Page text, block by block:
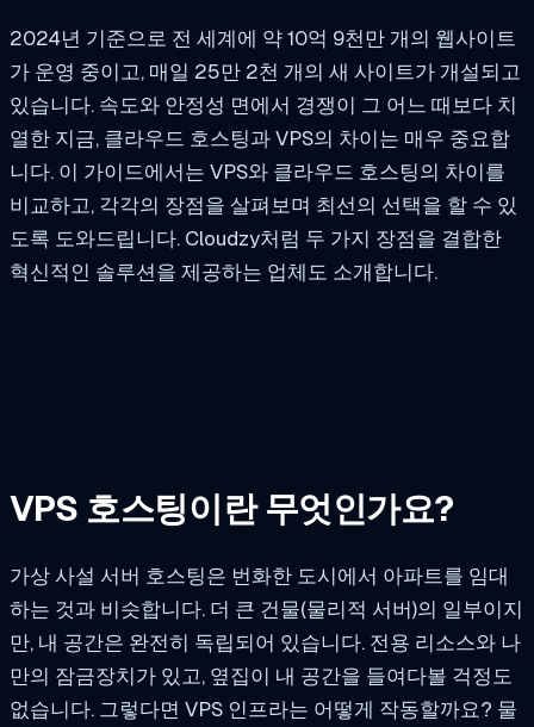
2024년 기준으로 전 세계에 약 10억 9천만 개의 웹사이트
가 운영 중이고, 매일 25만 2천 개의 새 사이트가 개설되고
있습니다. 속도와 안정성 면에서 경쟁이 그 어느 때보다 치
열한 지금, 클라우드 호스팅과 VPS의 차이는 매우 중요합
니다. 이 가이드에서는 VPS와 클라우드 호스팅의 차이를
비교하고, 각각의 장점을 살펴보며 최선의 선택을 할 수 있
도록 도와드립니다. Cloudzy처럼 두 가지 장점을 결합한
혁신적인 솔루션을 제공하는 업체도 소개합니다.
VPS 호스팅이란 무엇인가요?
가상 사설 서버 호스팅은 번화한 도시에서 아파트를 임대
하는 것과 비슷합니다. 더 큰 건물(물리적 서버)의 일부이지
만, 내 공간은 완전히 독립되어 있습니다. 전용 리소스와 나
만의 잠금장치가 있고, 옆집이 내 공간을 들여다볼 걱정도
없습니다. 그렇다면 VPS 인프라는 어떻게 작동할까요? 물